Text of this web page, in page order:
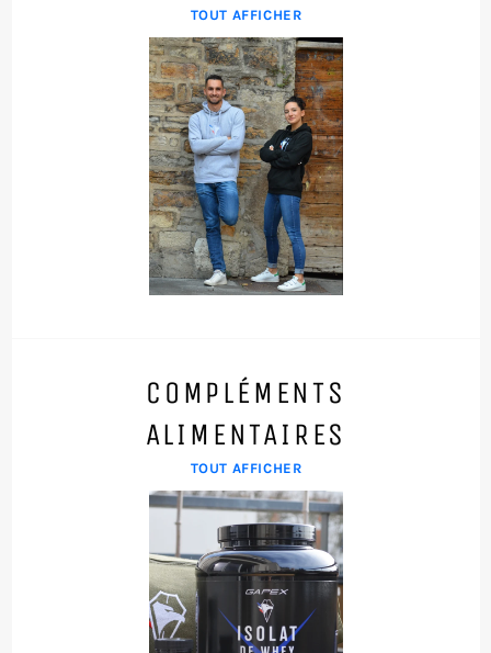
TOUT AFFICHER
COMPLÉMENTS
ALIMENTAIRES
TOUT AFFICHER